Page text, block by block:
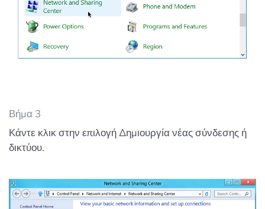
Βήμα 3
Κάντε κλικ στην επιλογή Δημιουργία νέας σύνδεσης ή
δικτύου.